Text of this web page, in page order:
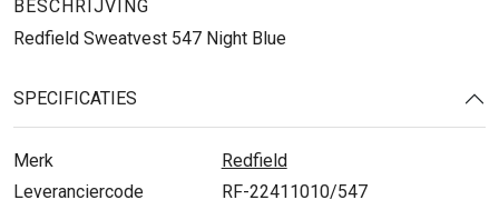
BESCHRIJVING
Redfield Sweatvest 547 Night Blue
SPECIFICATIES
Merk
Redfield
Leveranciercode
RF-22411010/547